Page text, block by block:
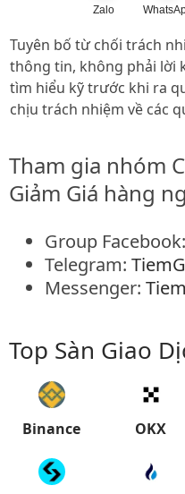
Zalo
Tuyên bố từ chối trách
thông tin, không phải lời
tìm hiểu kỹ trước khi ra
chịu trách nhiệm về các
Tham gia nhóm
Giảm Giá hàng
Group Facebook:
Telegram:
Messenger:
Top Sàn Giao
Binance OKX